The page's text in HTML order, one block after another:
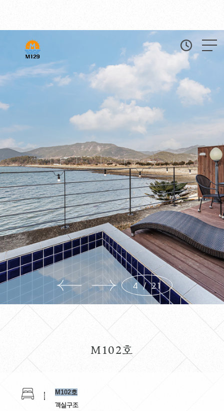
OVERVIEW
ABOUT >
ROOM
4/21
M102호
M102호
객실구조